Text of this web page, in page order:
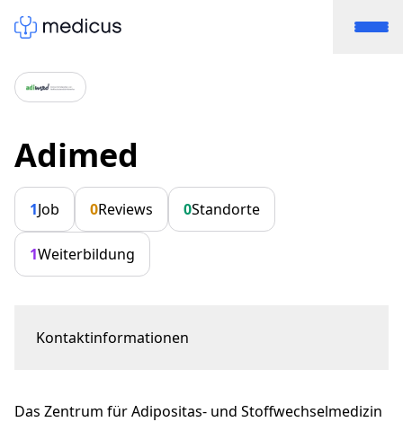
Adimed
1Job 0Reviews 0Standorte
1Weiterbildung
Kontaktinformationen
sekretariat@adimed.ch
Das Zentrum für Adipositas- und Stoffwechselmedizin